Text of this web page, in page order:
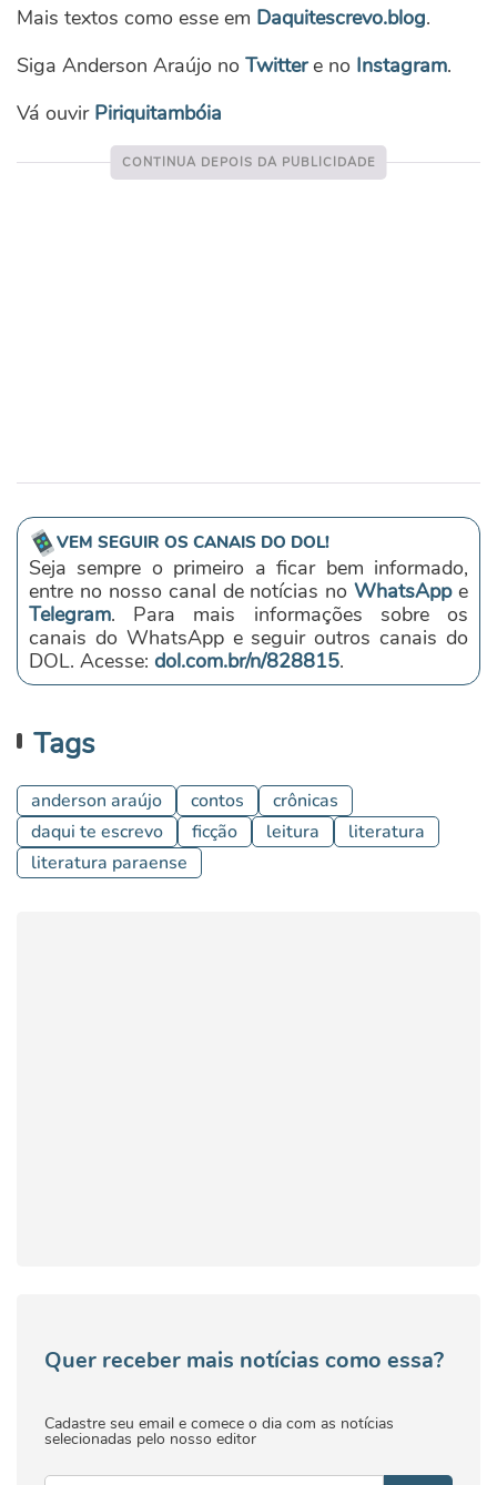
Mais textos como esse em Daquitescrevo.blog.
Siga Anderson Araújo no Twittere no Instagram.
Vá ouvir Piriquitambóia
VEM SEGUIR OS CANAIS DO DOL!
Seja sempre o primeiro a ficar bem informado,
entre no nosso canal de notícias noWhatsAppe
Telegram. Para mais informações sobre os
canais do WhatsApp e seguir outros canais do
DOL. Acesse: dol.com.br/n/828815.
Tags
anderson araújo contos
crônicas
daqui te escrevo
ficção leitura
literatura
literatura paraense
Quer receber mais notícias como essa?
Cadastre seu email e comece o dia com as notícias
selecionadas pelo nosso editor